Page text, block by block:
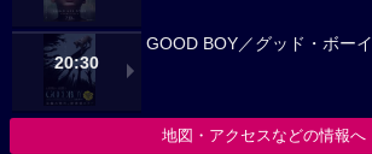
20:30
GOOD BOY／グッド・ボーイ
地図・アクセスなどの情報へ